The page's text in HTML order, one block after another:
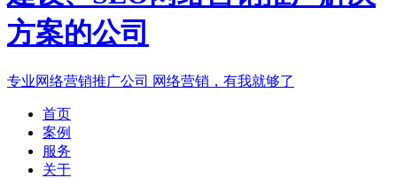
专业网络营销推广公司 网络营销，有我就够了
首页
案例
服务
关于